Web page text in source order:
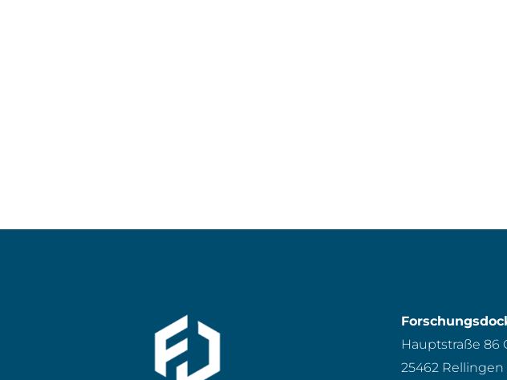
Hauptstraße 86
25462 Rellingen